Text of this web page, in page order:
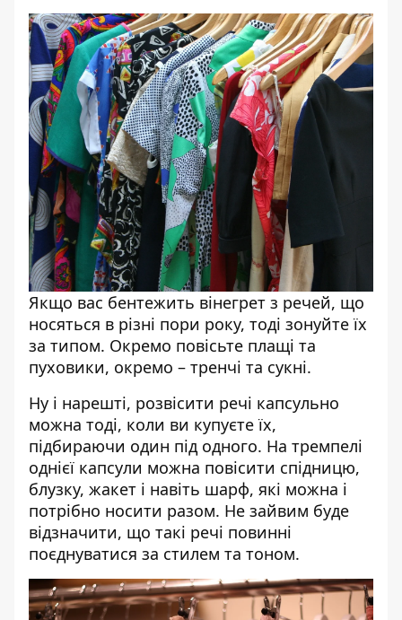
Якщо вас бентежить вінегрет з речей, що
носяться в різні пори року, тоді зонуйте їх
за типом. Окремо повісьте плащі та
пуховики, окремо – тренчі та сукні.
Ну і нарешті, розвісити речі капсульно
можна тоді, коли ви купуєте їх,
підбираючи один під одного. На тремпелі
однієї капсули можна повісити спідницю,
блузку, жакет і навіть шарф, які можна і
потрібно носити разом. Не зайвим буде
відзначити, що такі речі повинні
поєднуватися за стилем та тоном.